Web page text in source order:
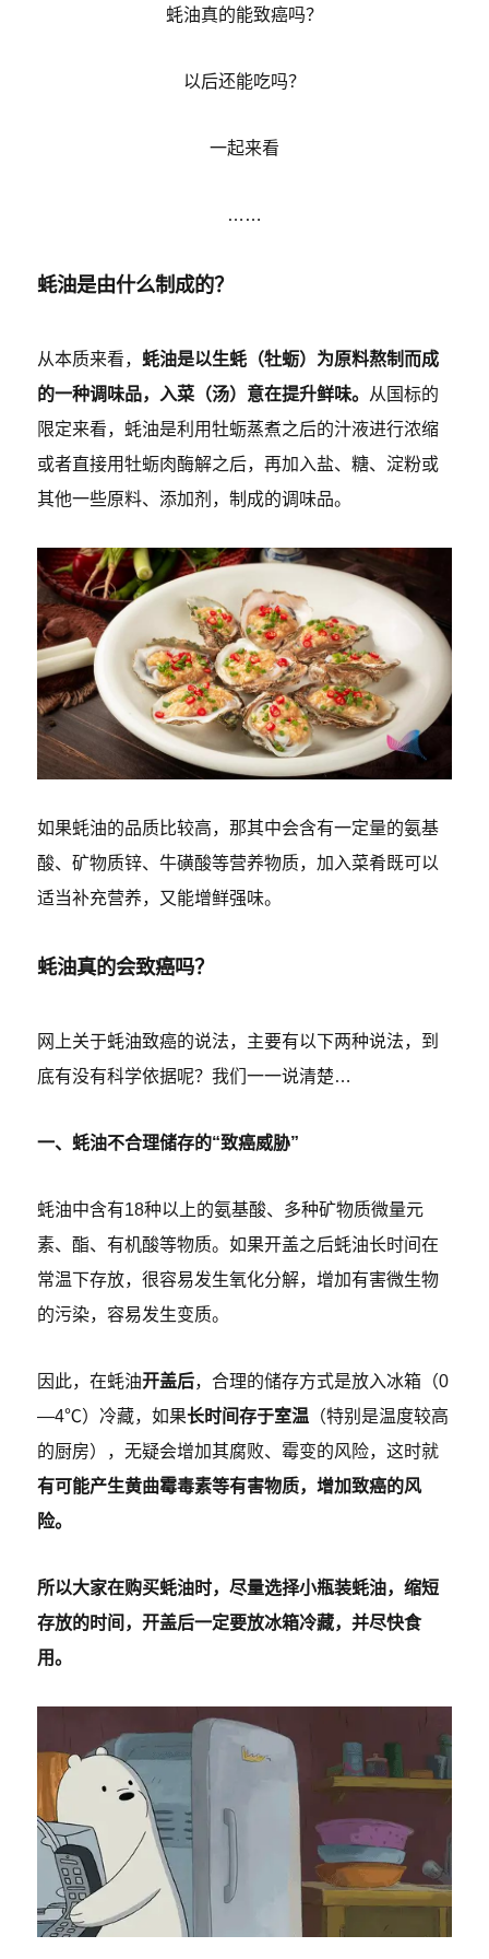
蚝油真的能致癌吗？
以后还能吃吗？
一起来看
……
蚝油是由什么制成的？
从本质来看， 蚝油是以生蚝（牡蛎）为原料熬制而成
的一种调味品，入菜（汤）意在提升鲜味。
从国标的
限定来看，蚝油是利用牡蛎蒸煮之后的汁液进行浓缩
或者直接用牡蛎肉酶解之后，再加入盐、糖、淀粉或
其他一些原料、添加剂，制成的调味品。
如果蚝油的品质比较高，那其中会含有一定量的氨基
酸、矿物质锌、牛磺酸等营养物质，加入菜肴既可以
适当补充营养，又能增鲜强味。
蚝油真的会致癌吗？
网上关于蚝油致癌的说法，主要有以下两种说法，到
底有没有科学依据呢？我们一一说清楚…
一、蚝油不合理储存的“致癌威胁”
蚝油中含有18种以上的氨基酸、多种矿物质微量元
素、酯、有机酸等物质。如果开盖之后蚝油长时间在
常温下存放，很容易发生氧化分解，增加有害微生物
的污染，容易发生变质。
因此，在蚝油开盖后，合理的储存方式是放入冰箱（0
—4℃）冷藏，如果长时间存于室温 （特别是温度较高
的厨房），无疑会增加其腐败、霉变的风险，这时就
有可能产生黄曲霉毒素等有害物质，增加致癌的风
险。
所以大家在购买蚝油时，尽量选择小瓶装蚝油，缩短
存放的时间，开盖后一定要放冰箱冷藏，并尽快食
用。